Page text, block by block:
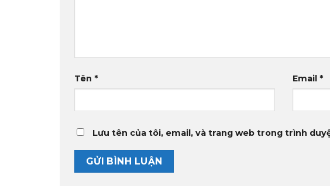
Tên * Email*
Lưu tên của tôi, email, và trang web trong trình